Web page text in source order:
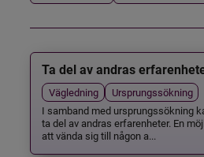
Ta del av andras
Vägledning
Ursprungssökning
I samband med ursprungssökning
ta del av andras erfarenheter. En
att vända sig till någon a...